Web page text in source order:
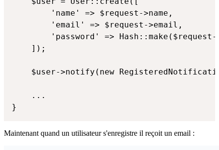
        'name' => $request->name,
        'email' => $request->email,
'password' =>
    ]);
$user->notify(new
    ...
}
Maintenant quand un utilisateur s'enregistre il reçoit un email :